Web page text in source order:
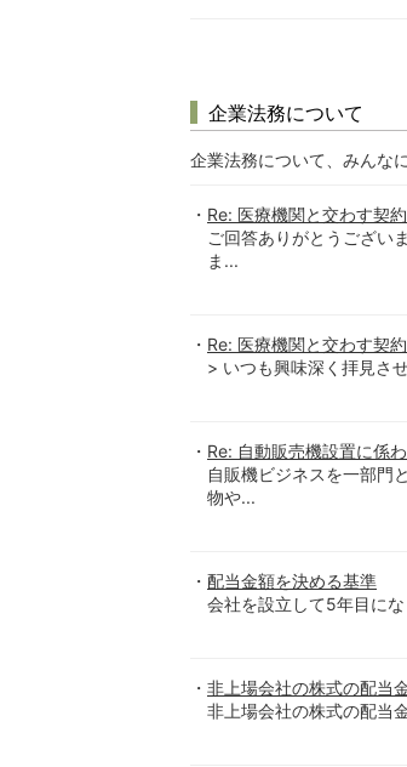
企業法務について
企業法務について、みんな
Re: 医療機関と交わす契
ご回答ありがとうござい
ま...
Re: 医療機関と交わす契
> いつも興味深く拝見さ
Re: 自動販売機設置に係
自販機ビジネスを一部門
物や...
配当金額を決める基準
会社を設立して5年目に
非上場会社の株式の配当
非上場会社の株式の配